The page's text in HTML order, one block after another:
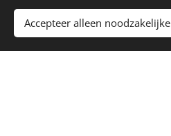
Accepteer alleen noodzakelijke